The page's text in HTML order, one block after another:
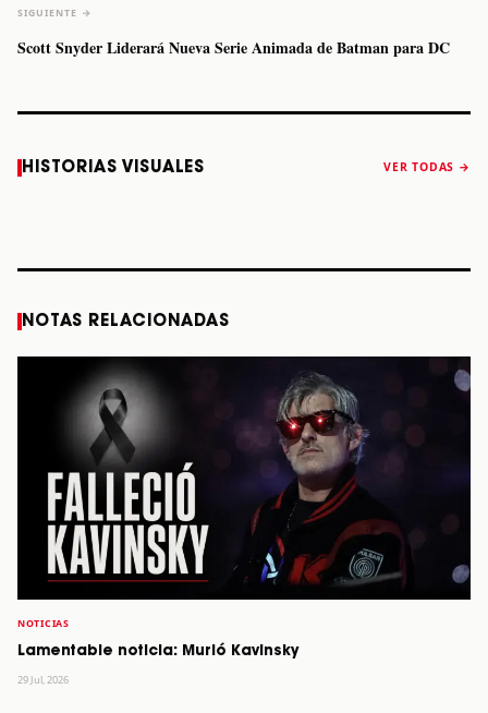
SIGUIENTE →
Scott Snyder Liderará Nueva Serie Animada de Batman para DC
HISTORIAS VISUALES VER TODAS →
a Monterrey el
Staiti, guitarrista
anuncia “Reality
NOTAS RELACIONADAS
NOTICIAS
Lamentable noticia: Murió Kavinsky
29 Jul, 2026